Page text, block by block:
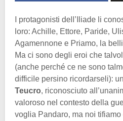
I protagonisti dell’Iliade li
loro: Achille, Ettore, Paride,
Agamennone e Priamo, la
Ma ci sono degli eroi che
(anche perché ce ne sono
difficile persino ricordarseli):
Teucro, riconosciuto
valoroso nel contesto della
voglia Pandaro, ma noi